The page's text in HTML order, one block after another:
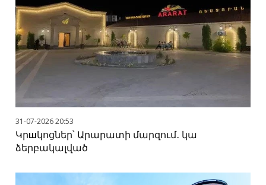
31-07-2026 20:53
Կրшկոցներ՝ Արարատի մարզում․ կա
ձերբակալված